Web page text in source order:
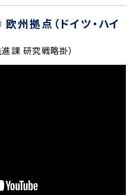
州拠点（ドイツ・ハイ
課 研究戦略掛）